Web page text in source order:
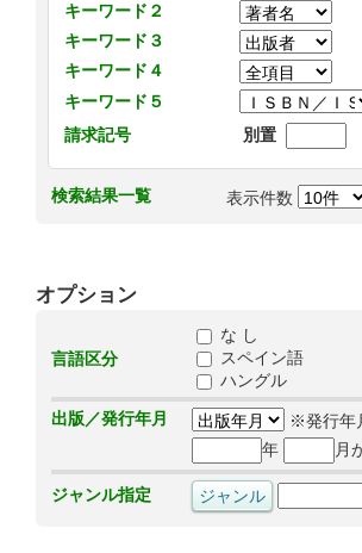
キーワード２
キーワード３
キーワード４
キーワード５
請求記号
別置
検索結果一覧 表示件数
オプション
言語区分
な し
スペイン語
ハングル
出版／発行年月
※発行年
年
月
ジャンル指定